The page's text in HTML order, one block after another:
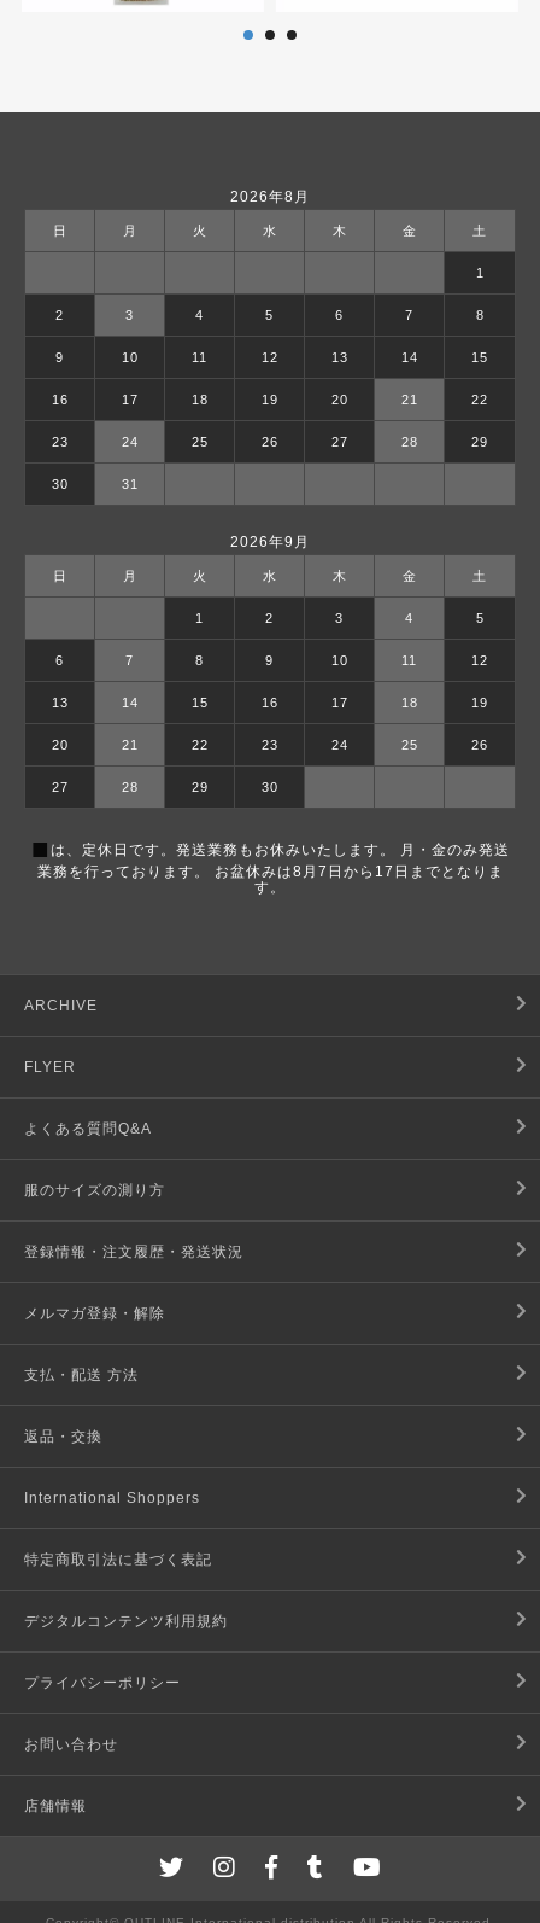
2026年8月
日 月 火 水 木 金 土
1
2 3 4 5 6 7 8
9 10 11 12 13 14 15
16 17 18 19 20 21 22
23 24 25 26 27 28 29
30 31
2026年9月
日 月 火 水 木 金 土
1 2 3 4 5
6 7 8 9 10 11 12
13 14 15 16 17 18 19
20 21 22 23 24 25 26
27 28 29 30
■ は、定休日です。発送業務もお休みいたします。 月・金のみ発送
業務を行っております。 お盆休みは8月7日から17日までとなりま
す。
ARCHIVE
FLYER
よくある質問Q&A
服のサイズの測り方
登録情報・注文履歴・発送状況
メルマガ登録・解除
支払・配送 方法
返品・交換
International Shoppers
特定商取引法に基づく表記
デジタルコンテンツ利用規約
プライバシーポリシー
お問い合わせ
店舗情報